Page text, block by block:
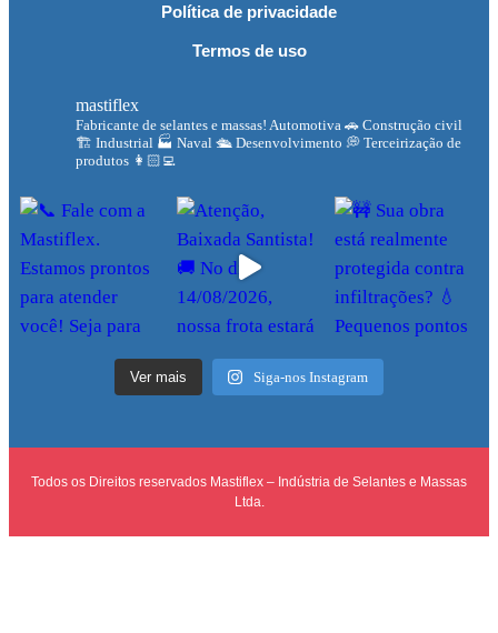
Política de privacidade
Termos de uso
mastiflex
Fabricante de selantes e massas! Automotiva 🚗 Construção civil
🏗 Industrial 🏭 Naval 🛳 Desenvolvimento 💭 Terceirização de
produtos 👩🏻‍💻
Ver mais Siga-nos Instagram
Todos os Direitos reservados Mastiflex – Indústria de Selantes e Massas
Ltda.